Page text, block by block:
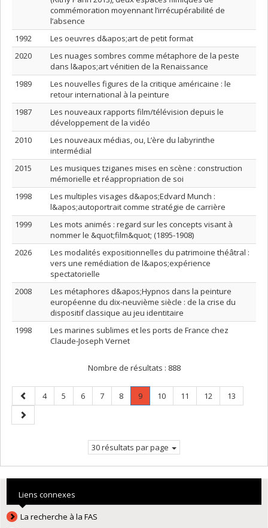
commémoration moyennant l’irrécupérabilité de
l’absence
1992
Les oeuvres d&apos;art de petit format
2020
Les nuages sombres comme métaphore de la peste
dans l&apos;art vénitien de la Renaissance
1989
Les nouvelles figures de la critique américaine : le
retour international à la peinture
1987
Les nouveaux rapports film/télévision depuis le
développement de la vidéo
2010
Les nouveaux médias, ou, L’ère du labyrinthe
intermédial
2015
Les musiques tziganes mises en scène : construction
mémorielle et réappropriation de soi
1998
Les multiples visages d&apos;Edvard Munch :
l&apos;autoportrait comme stratégie de carrière
1999
Les mots animés : regard sur les concepts visant à
nommer le &quot;film&quot; (1895-1908)
2026
Les modalités expositionnelles du patrimoine théâtral :
vers une remédiation de l&apos;expérience
spectatorielle
2008
Les métaphores d&apos;Hypnos dans la peinture
européenne du dix-neuvième siècle : de la crise du
dispositif classique au jeu identitaire
1998
Les marines sublimes et les ports de France chez
Claude-Joseph Vernet
Nombre de résultats : 888
Page
précédente
Page
4 Page
5 Page
6 Page
7 Page
8 Page
9.
Page
Page
10 Page
11 Page
12 Page
13
Page
suivante
30 résultats par page
Liens connexes
La recherche à la FAS